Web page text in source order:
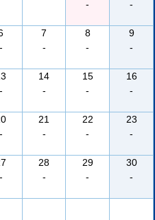
-
-
-
7
-
8
-
9
-
-
14
-
15
-
16
-
-
21
-
22
-
23
-
-
28
-
29
-
30
-